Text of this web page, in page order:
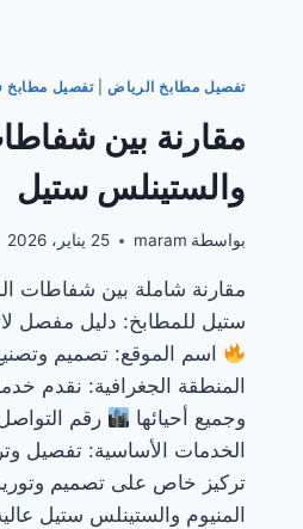
تفصيل مطابخ الرياض |تفصيل مطابخ
مقارنة بين
والستينلس ستيل
بواسطة maram 25 يناير، 2026
مقارنة شاملة بين شفاطات
ستيل للمطابخ: دليل مفصل
اسم الموقع: تصميم
المنطقة الجغرافية: نقدم
وجميع أحيائها
الخدمات الأساسية: تفصيل
تركيز خاص على تصميم
المنيوم والستينلس ستيل